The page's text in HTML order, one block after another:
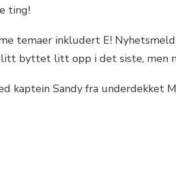
ting!
temaer inkludert E!
byttet litt opp i det siste, men
kaptein Sandy fra underdekket